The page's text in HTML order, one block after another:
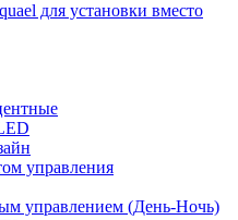
для установки вместо
управления
управлением (День-Ночь)